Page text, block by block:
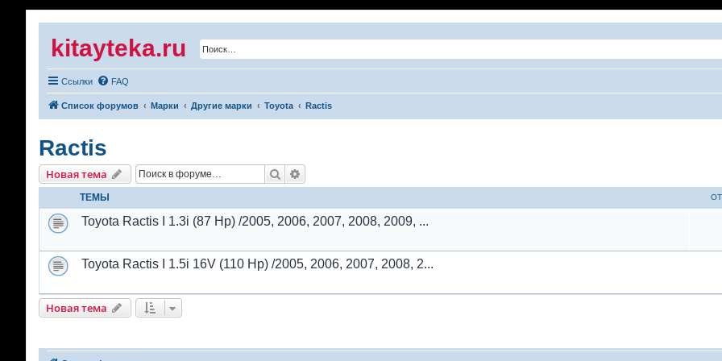
kitayteka.ru
Ссылки FAQ
Список форумов Марки Другие марки Toyota Ractis
Ractis
Новая тема Поиск
ТЕМЫ
Toyota Ractis I 1.3i (87 Hp) /2005, 2006, 2007, 2008, 2009, ...
Toyota Ractis I 1.5i 16V (110 Hp) /2005, 2006, 2007, 2008, 2...
Новая тема